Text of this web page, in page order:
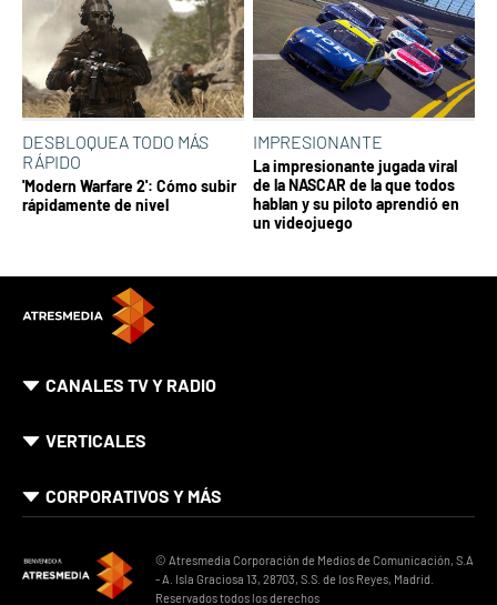
DESBLOQUEA TODO MÁS
RÁPIDO
'Modern Warfare 2': Cómo subir
rápidamente de nivel
IMPRESIONANTE
La impresionante jugada viral
de la NASCAR de la que todos
hablan y su piloto aprendió en
un videojuego
CANALES TV Y RADIO
VERTICALES
CORPORATIVOS Y MÁS
© Atresmedia Corporación de Medios de Comunicación, S.A
- A. Isla Graciosa 13, 28703, S.S. de los Reyes, Madrid.
Reservados todos los derechos